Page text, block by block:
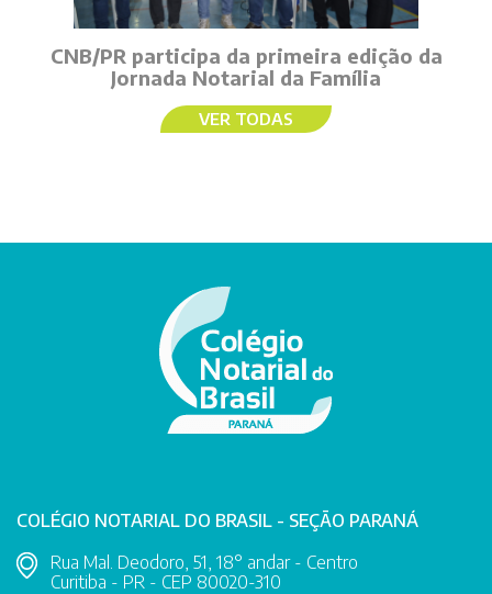
CNB/PR participa da primeira edição da
Jornada Notarial da Família
VER TODAS
COLÉGIO NOTARIAL DO BRASIL - SEÇÃO PARANÁ
Rua Mal. Deodoro, 51, 18° andar - Centro
Curitiba - PR - CEP 80020-310